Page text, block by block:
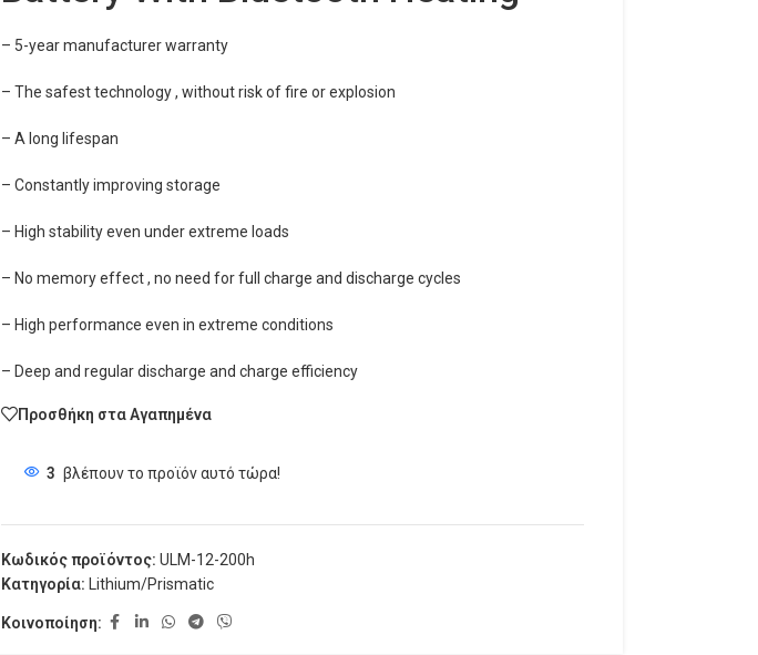
– 5-year manufacturer warranty
– The safest technology , without risk of fire or explosion
– A long lifespan
– Constantly improving storage
– High stability even under extreme loads
– No memory effect , no need for full charge and discharge cycles
– High performance even in extreme conditions
– Deep and regular discharge and charge efficiency
Προσθήκη στα Αγαπημένα
3 βλέπουν το προϊόν αυτό τώρα!
Κωδικός προϊόντος: ULM-12-200h
Κατηγορία:
Lithium/Prismatic
Κοινοποίηση: